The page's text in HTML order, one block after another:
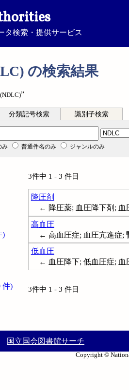
タ検索・提供サービス
の検索結果
(NDLC)”
分類記号検索 識別子検索
み 普通件名のみ ジャンルのみ
)
件)
3件中 1 - 3 件目
降圧剤
← 降圧薬; 血圧降下剤; 血
高血圧
← 高血圧症; 血圧亢進症;
低血圧
← 血圧降下; 低血圧症; 血
3件中 1 - 3 件目
国立国会図書館サーチ
Copyright ©